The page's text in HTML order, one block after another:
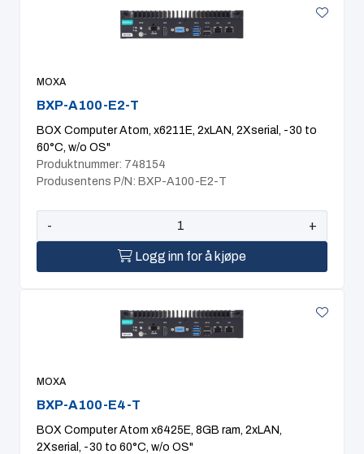
MOXA
BXP-A100-E2-T
BOX Computer Atom, x6211E, 2xLAN, 2Xserial, -30 to
60°C, w/o OS"
Produktnummer: 748154
Produsentens P/N: BXP-A100-E2-T
- +
Logg inn for å kjøpe
MOXA
BXP-A100-E4-T
BOX Computer Atom x6425E, 8GB ram, 2xLAN,
2Xserial, -30 to 60°C, w/o OS"